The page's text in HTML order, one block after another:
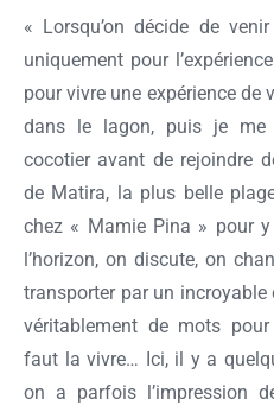
« Lorsqu’on décide de
uniquement pour
pour vivre une expérience de
dans le lagon, puis je me
cocotier avant de rejoindre
de Matira, la plus belle
chez « Mamie Pina » pour
l’horizon, on discute, on
transporter par un incroyable
véritablement de mots
faut la vivre… Ici, il y a
on a parfois l’impression